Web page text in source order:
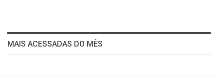
MAIS ACESSADAS DO MÊS